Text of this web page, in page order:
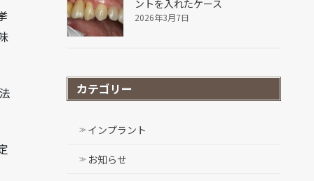
ントを入れたケース
2026年3月7日
カテゴリー
インプラント
お知らせ